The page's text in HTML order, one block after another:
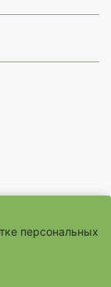
персональных